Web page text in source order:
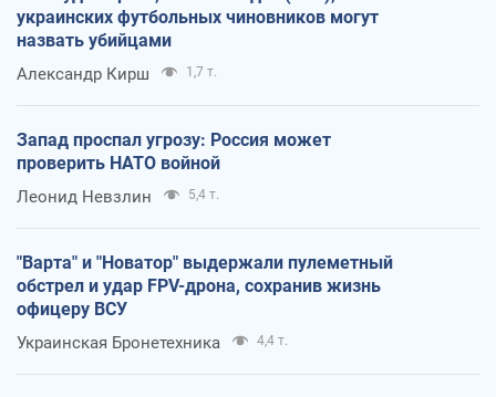
украинских футбольных чиновников могут
назвать убийцами
Александр Кирш 1,7 т.
Запад проспал угрозу: Россия может
проверить НАТО войной
Леонид Невзлин 5,4 т.
"Варта" и "Новатор" выдержали пулеметный
обстрел и удар FPV-дрона, сохранив жизнь
офицеру ВСУ
Украинская Бронетехника 4,4 т.